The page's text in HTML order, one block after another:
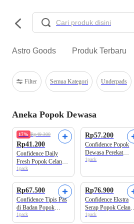
Astro Goods Produk Terbaru
Filter Semua Kategori Underpads
Aneka Popok Dewasa
17% Rp49.300
Rp41.200
Confidence Daily
Fresh Popok Celana
Dewasa L8
1pack
Rp57.200
Confidence Popok
Dewasa Perekat
Classic Night L 7s
1pack
Rp67.500
Confidence Tipis Pas
di Badan Popok
Celana Dewasa L8
1pack
Beli 2 Disc.6%
Rp76.900
Confidence Ekstra
Serap Popok Celana
Dewasa L8
1pack